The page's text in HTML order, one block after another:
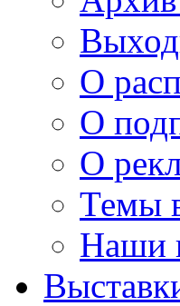
О
О
О
Темы
Наши